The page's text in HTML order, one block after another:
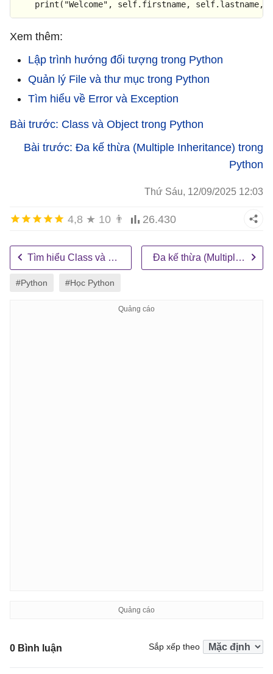
print ( "Welcome" , self.firstname, self.lastname,
Xem thêm:
Lập trình hướng đối tượng trong Python
Quản lý File và thư mục trong Python
Tìm hiểu về Error và Exception
Bài trước: Class và Object trong Python
Bài trước: Đa kế thừa (Multiple Inheritance) trong
Python
Thứ Sáu, 12/09/2025 12:03
4,8 ★ 10 👨 26.430
Tìm hiểu Class và Object Đa kế thừa (Multiple Inheritance)
#Python #Học Python
0 Bình luận Sắp xếp theo